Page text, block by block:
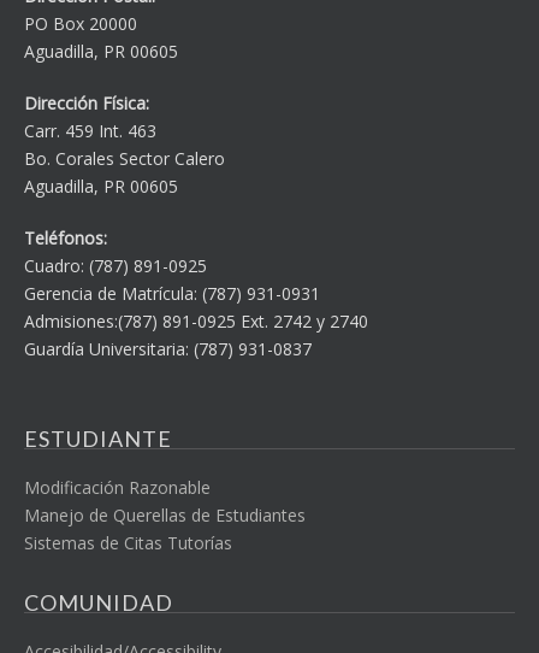
PO Box 20000
Aguadilla, PR 00605
Dirección Física:
Carr. 459 Int. 463
Bo. Corales Sector Calero
Aguadilla, PR 00605
Teléfonos:
Cuadro: (787) 891-0925
Gerencia de Matrícula: (787) 931-0931
Admisiones:(787) 891-0925 Ext. 2742 y 2740
Guardía Universitaria: (787) 931-0837
ESTUDIANTE
Modificación Razonable
Manejo de Querellas de Estudiantes
Sistemas de Citas Tutorías
COMUNIDAD